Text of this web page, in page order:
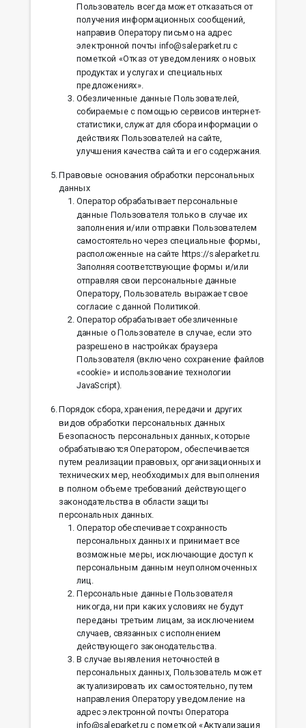
Пользователь всегда может отказаться от
получения информационных сообщений,
направив Оператору письмо на адрес
электронной почты info@saleparket.ru с
пометкой «Отказ от уведомлениях о новых
продуктах и услугах и специальных
предложениях».
Обезличенные данные Пользователей,
собираемые с помощью сервисов интернет-
статистики, служат для сбора информации о
действиях Пользователей на сайте,
улучшения качества сайта и его содержания.
Правовые основания обработки персональных
данных
Оператор обрабатывает персональные
данные Пользователя только в случае их
заполнения и/или отправки Пользователем
самостоятельно через специальные формы,
расположенные на сайте https://saleparket.ru.
Заполняя соответствующие формы и/или
отправляя свои персональные данные
Оператору, Пользователь выражает свое
согласие с данной Политикой.
Оператор обрабатывает обезличенные
данные о Пользователе в случае, если это
разрешено в настройках браузера
Пользователя (включено сохранение файлов
«cookie» и использование технологии
JavaScript).
Порядок сбора, хранения, передачи и других
видов обработки персональных данных
Безопасность персональных данных, которые
обрабатываются Оператором, обеспечивается
путем реализации правовых, организационных и
технических мер, необходимых для выполнения
в полном объеме требований действующего
законодательства в области защиты
персональных данных.
Оператор обеспечивает сохранность
персональных данных и принимает все
возможные меры, исключающие доступ к
персональным данным неуполномоченных
лиц.
Персональные данные Пользователя
никогда, ни при каких условиях не будут
переданы третьим лицам, за исключением
случаев, связанных с исполнением
действующего законодательства.
В случае выявления неточностей в
персональных данных, Пользователь может
актуализировать их самостоятельно, путем
направления Оператору уведомление на
адрес электронной почты Оператора
info@saleparket.ru с пометкой «Актуализация